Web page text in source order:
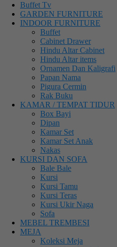
Buffet Tv
GARDEN FURNITURE
INDOOR FURNITURE
Buffet
Cabinet Drawer
Hindu Altar Cabinet
Hindu Altar items
Ornamen Dan Kaligrafi
Papan Nama
Pigura Cermin
Rak Buku
KAMAR / TEMPAT TIDUR
Box Bayi
Dipan
Kamar Set
Kamar Set Anak
Nakas
KURSI DAN SOFA
Bale Bale
Kursi
Kursi Tamu
Kursi Teras
Kursi Ukir Naga
Sofa
MEBEL TREMBESI
MEJA
Koleksi Meja